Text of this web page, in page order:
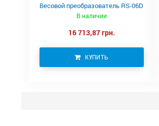
Весовой преобразователь RS-06D
В наличии
16 713,87 грн.
КУПИТЬ